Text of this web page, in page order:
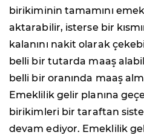
birikiminin tamamını
aktarabilir, isterse bir
kalanını nakit olarak
belli bir tutarda maaş
belli bir oranında maaş
Emeklilik gelir planına
birikimleri bir taraftan
devam ediyor. Emeklilik